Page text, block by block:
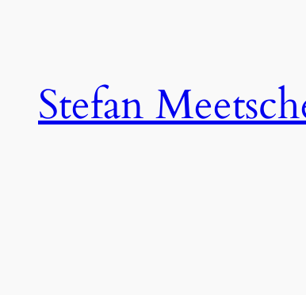
Stefan